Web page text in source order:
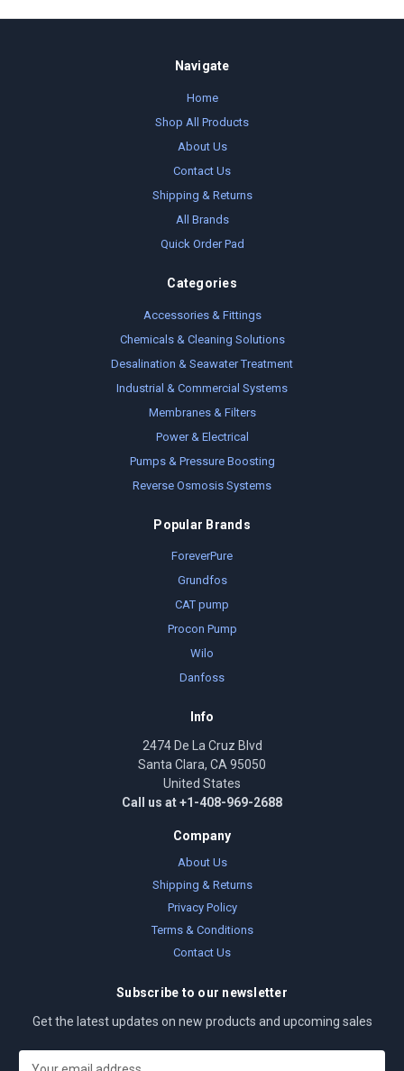
Navigate
Home
Shop All Products
About Us
Contact Us
Shipping & Returns
All Brands
Quick Order Pad
Categories
Accessories & Fittings
Chemicals & Cleaning Solutions
Desalination & Seawater Treatment
Industrial & Commercial Systems
Membranes & Filters
Power & Electrical
Pumps & Pressure Boosting
Reverse Osmosis Systems
Popular Brands
ForeverPure
Grundfos
CAT pump
Procon Pump
Wilo
Danfoss
Info
2474 De La Cruz Blvd
Santa Clara, CA 95050
United States
Call us at +1-408-969-2688
Company
About Us
Shipping & Returns
Privacy Policy
Terms & Conditions
Contact Us
Subscribe to our newsletter
Get the latest updates on new products and upcoming sales